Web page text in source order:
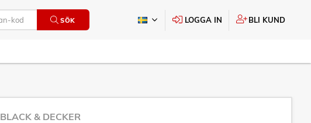
SÖK LOGGA IN BLI KUND
BLACK & DECKER